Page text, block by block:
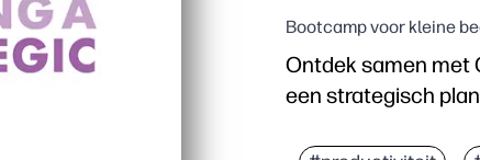
Bootcamp voor kleine
Ontdek samen met
een strategisch